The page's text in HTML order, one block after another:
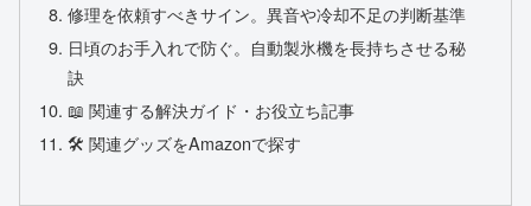
修理を依頼すべきサイン。異音や冷却不足の判断基準
日頃のお手入れで防ぐ。自動製氷機を長持ちさせる秘
訣
📖 関連する解決ガイド・お役立ち記事
🛠️ 関連グッズをAmazonで探す